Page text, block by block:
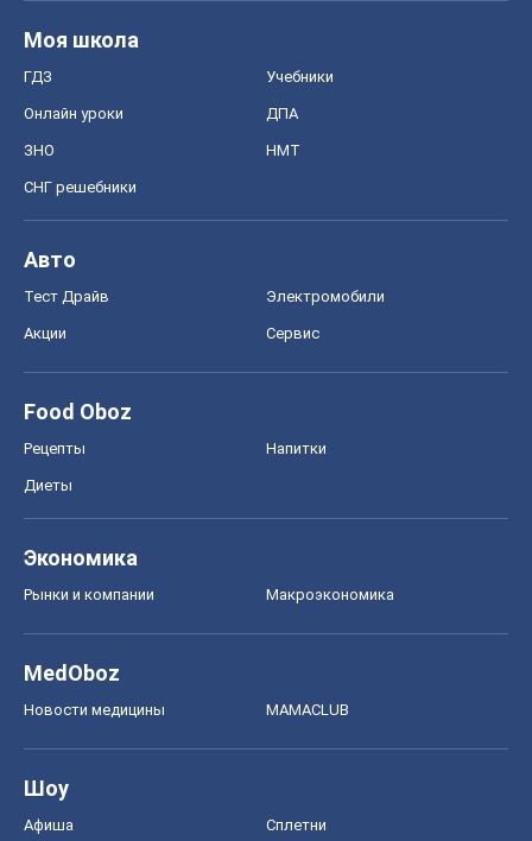
Моя школа
ГДЗ Учебники
Онлайн уроки ДПА
ЗНО НМТ
СНГ решебники
Авто
Тест Драйв Электромобили
Акции Сервис
Food Oboz
Рецепты Напитки
Диеты
Экономика
Рынки и компании Mакроэкономика
MedOboz
Новости медицины MAMACLUB
Шоу
Афиша Сплетни